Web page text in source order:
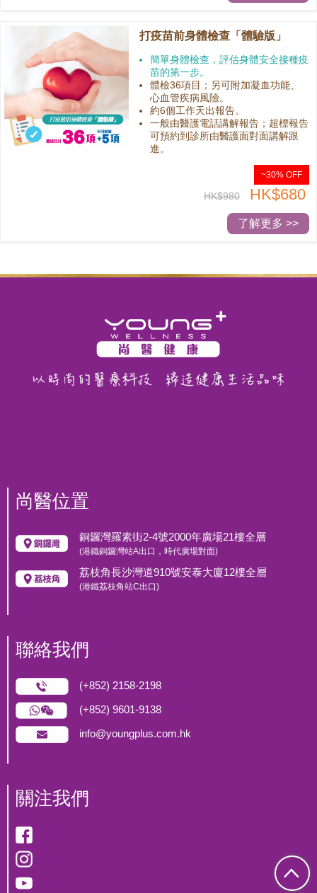
打疫苗前身體檢查「體驗版」
簡單身體檢查，評估身體安全接種疫
苗的第一步。
體檢36項目；另可附加凝血功能、
心血管疾病風險。
約6個工作天出報告。
一般由醫護電話講解報告；超標報告
可預約到診所由醫護面對面講解跟
進。
~30% OFF
HK$980 HK$680
了解更多 >>
尚醫位置
銅鑼灣羅素街2-4號2000年廣場21樓全層
(港鐵銅鑼灣站A出口，時代廣場對面)
荔枝角長沙灣道910號安泰大廈12樓全層
(港鐵荔枝角站C出口)
聯絡我們
(+852) 2158-2198
(+852) 9601-9138
info@youngplus.com.hk
關注我們